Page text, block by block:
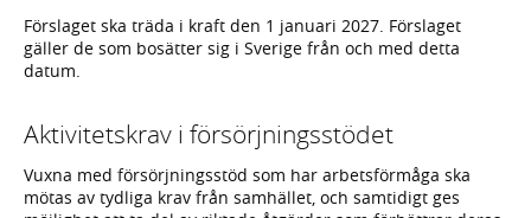
Förslaget ska träda i kraft den 1 januari 2027. Förslaget
gäller de som bosätter sig i Sverige från och med detta
datum.
Aktivitetskrav i försörjningsstödet
Vuxna med försörjningsstöd som har arbetsförmåga ska
mötas av tydliga krav från samhället, och samtidigt ges